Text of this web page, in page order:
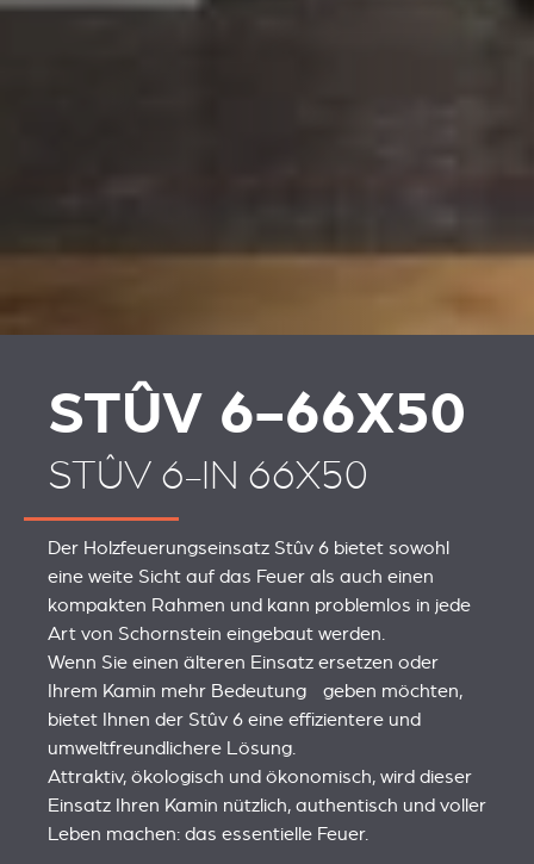
STÛV 6-66X50
STÛV 6-IN 66X50
Der Holzfeuerungseinsatz Stûv 6 bietet sowohl
eine weite Sicht auf das Feuer als auch einen
kompakten Rahmen und kann problemlos in jede
Art von Schornstein eingebaut werden.
Wenn Sie einen älteren Einsatz ersetzen oder
Ihrem Kamin mehr Bedeutung geben möchten,
bietet Ihnen der Stûv 6 eine effizientere und
umweltfreundlichere Lösung.
Attraktiv, ökologisch und ökonomisch, wird dieser
Einsatz Ihren Kamin nützlich, authentisch und voller
Leben machen: das essentielle Feuer.